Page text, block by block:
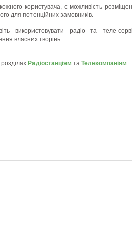
користувача, є можливість
для потенційних замовників.
використовувати радіо та теле-
власних творінь.
Радіостанціям та Телекомпаніям